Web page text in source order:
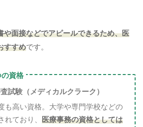
や面接などでアピールできるため、医
すすめです。
資格
試験（メディカルクラーク）
も高い資格。大学や専門学校などの
れており、 医療事務の資格としては